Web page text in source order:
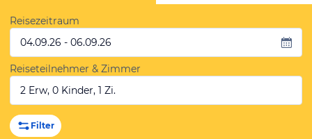
Reisezeitraum
04.09.26 - 06.09.26
Reiseteilnehmer & Zimmer
2 Erw, 0 Kinder, 1 Zi.
Filter